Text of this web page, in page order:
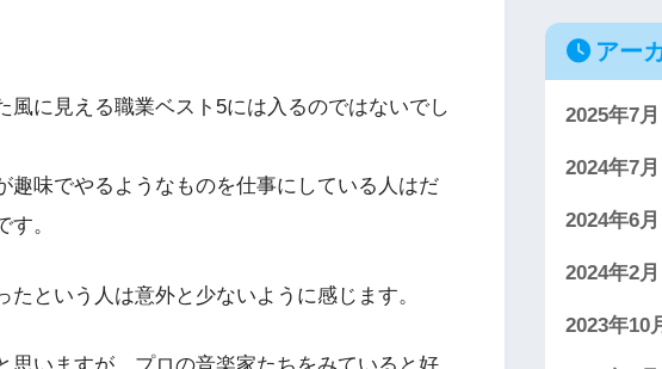
風に見える職業ベスト5には入るのではないでし
趣味でやるようなものを仕事にしている人はだ
。
という人は意外と少ないように感じます。
アー
2025年7月
2024年7月
2024年6月
2024年2月
2023年10